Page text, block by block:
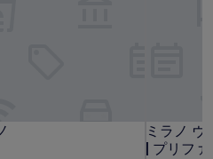
ミラノ ヴ
| プリフ
ミラノ